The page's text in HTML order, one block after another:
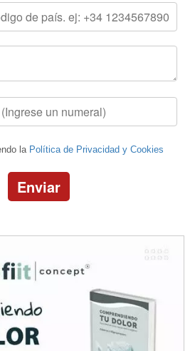
la Política de Privacidad y Cookies
Enviar